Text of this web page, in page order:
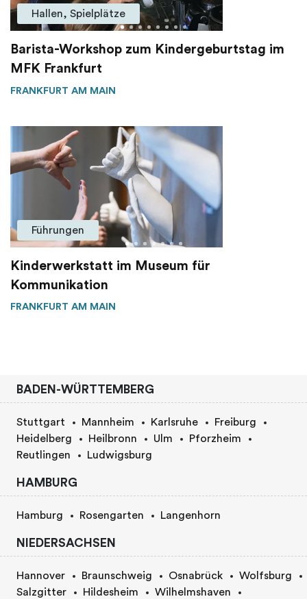
Hallen, Spielplätze
Barista-Workshop zum Kindergeburtstag im
MFK Frankfurt
FRANKFURT AM MAIN
Führungen
Kinderwerkstatt im Museum für
Kommunikation
FRANKFURT AM MAIN
BADEN-WÜRTTEMBERG
Stuttgart Mannheim Karlsruhe
Freiburg
Heidelberg
Heilbronn Ulm
Pforzheim
Reutlingen
Ludwigsburg
HAMBURG
Hamburg Rosengarten Langenhorn
NIEDERSACHSEN
Hannover Braunschweig Osnabrück
Wolfsburg
Salzgitter
Hildesheim
Wilhelmshaven